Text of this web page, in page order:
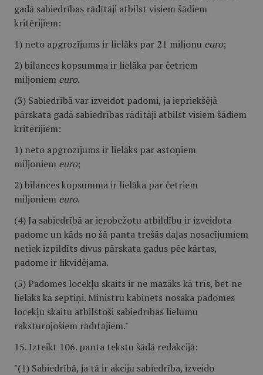
gadā sabiedrības rādītāji atbilst visiem šādiem
kritērijiem:
1) neto apgrozījums ir lielāks par 21 miljonu euro;
2) bilances kopsumma ir lielāka par četriem
miljoniem euro.
(3) Sabiedrībā var izveidot padomi, ja iepriekšējā
pārskata gadā sabiedrības rādītāji atbilst visiem šādiem
kritērijiem:
1) neto apgrozījums ir lielāks par astoņiem
miljoniem euro;
2) bilances kopsumma ir lielāka par četriem
miljoniem euro.
(4) Ja sabiedrībā ar ierobežotu atbildību ir izveidota
padome un kāds no šā panta trešās daļas nosacījumiem
netiek izpildīts divus pārskata gadus pēc kārtas,
padome ir likvidējama.
(5) Padomes locekļu skaits ir ne mazāks kā trīs, bet ne
lielāks kā septiņi. Ministru kabinets nosaka padomes
locekļu skaitu atbilstoši sabiedrības lielumu
raksturojošiem rādītājiem."
15. Izteikt 106. panta tekstu šādā redakcijā:
"(1) Sabiedrībā, ja tā ir akciju sabiedrība, izveido